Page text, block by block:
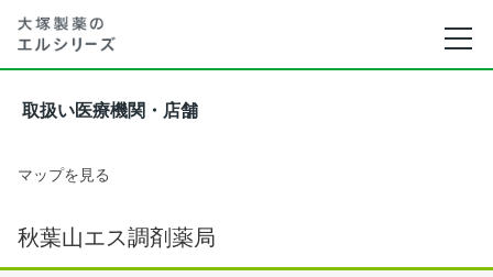
取扱い医療機関・店舗
マップを見る
秋葉山エス調剤薬局